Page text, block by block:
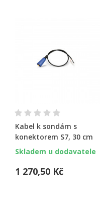
Kabel k sondám s
konektorem S7, 30 cm
Skladem u dodavatele
1 270,50 Kč